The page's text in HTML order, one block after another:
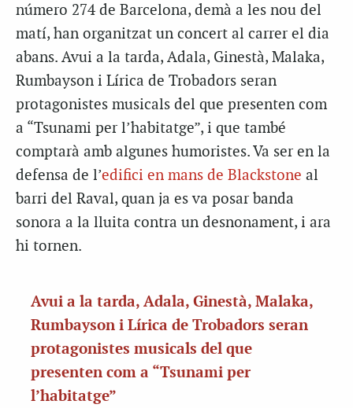
número 274 de Barcelona, demà a les nou del
matí, han organitzat un concert al carrer el dia
abans. Avui a la tarda, Adala, Ginestà, Malaka,
Rumbayson i Lírica de Trobadors seran
protagonistes musicals del que presenten com
a “Tsunami per l’habitatge”, i que també
comptarà amb algunes humoristes. Va ser en la
defensa de l’edifici en mans de Blackstone al
barri del Raval, quan ja es va posar banda
sonora a la lluita contra un desnonament, i ara
hi tornen.
Avui a la tarda, Adala, Ginestà, Malaka,
Rumbayson i Lírica de Trobadors seran
protagonistes musicals del que
presenten com a “Tsunami per
l’habitatge”